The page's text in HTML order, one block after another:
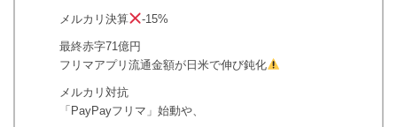
メルカリ決算 -15%
最終赤字71億円
フリマアプリ流通金額が日米で伸び鈍化
メルカリ対抗
「PayPayフリマ」始動や、